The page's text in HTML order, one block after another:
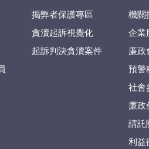
揭弊者保護專區
貪瀆起訴視覺化
起訴判決貪瀆案件
機關
企業
廉政
預警
社會
廉政
請託
利益